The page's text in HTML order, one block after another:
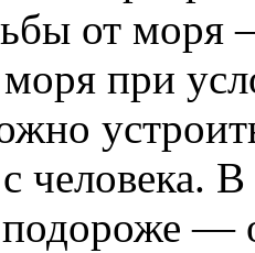
от
при
человека.
—